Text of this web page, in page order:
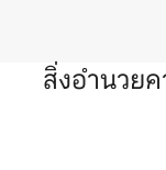
สิ่งอำนวย